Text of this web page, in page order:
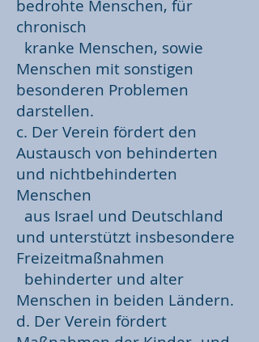
bedrohte Menschen, für
chronisch
kranke Menschen, sowie
Menschen mit sonstigen
besonderen Problemen
darstellen.
c. Der Verein fördert den
Austausch von behinderten
und nichtbehinderten
Menschen
aus Israel und Deutschland
und unterstützt insbesondere
Freizeitmaßnahmen
behinderter und alter
Menschen in beiden Ländern.
d. Der Verein fördert